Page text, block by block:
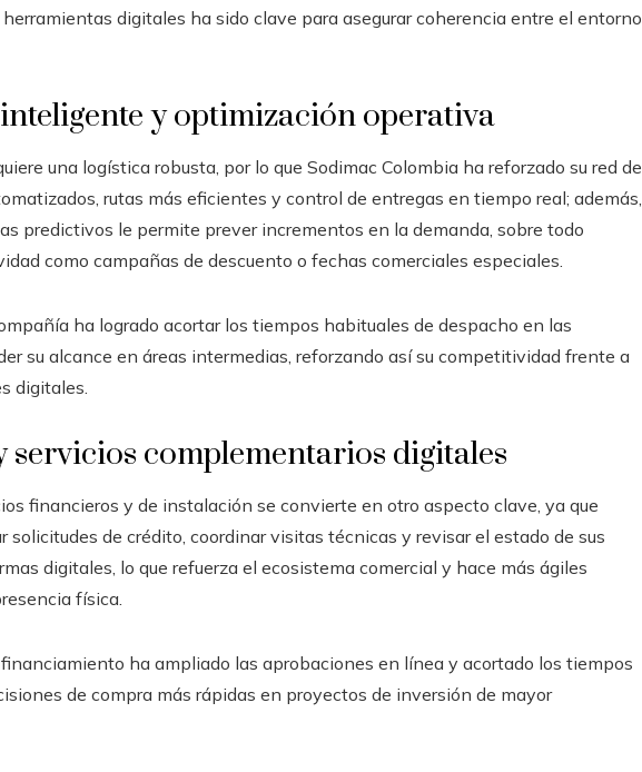
digitales ha sido clave para asegurar coherencia entre el entorno
y optimización operativa
una logística robusta, por lo que Sodimac Colombia ha reforzado su red de
rutas más eficientes y control de entregas en tiempo real; además,
predictivos le permite prever incrementos en la demanda, sobre todo
como campañas de descuento o fechas comerciales especiales.
ha logrado acortar los tiempos habituales de despacho en las
su alcance en áreas intermedias, reforzando así su competitividad frente a
digitales.
complementarios digitales
financieros y de instalación se convierte en otro aspecto clave, ya que
de crédito, coordinar visitas técnicas y revisar el estado de sus
digitales, lo que refuerza el ecosistema comercial y hace más ágiles
física.
ha ampliado las aprobaciones en línea y acortado los tiempos
de compra más rápidas en proyectos de inversión de mayor